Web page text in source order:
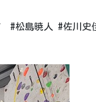
松島暁人 #佐川史